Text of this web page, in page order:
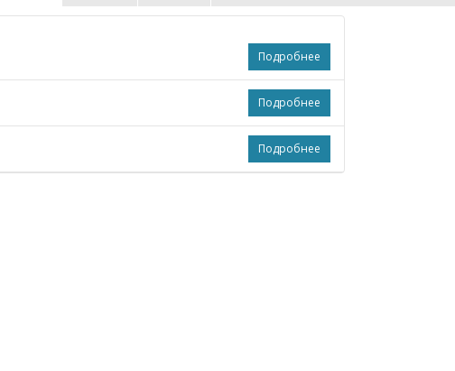
Подробнее
Подробнее
Подробнее